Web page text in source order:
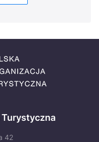
Turystyczna
42